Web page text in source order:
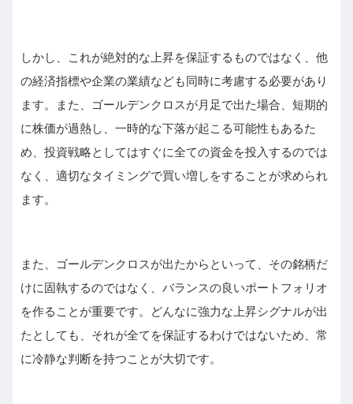
しかし、これが絶対的な上昇を保証するものではなく、他
の経済指標や企業の業績なども同時に考慮する必要があり
ます。また、ゴールデンクロスが月足で出た場合、短期的
に株価が過熱し、一時的な下落が起こる可能性もあるた
め、投資戦略としてはすぐに全ての資金を投入するのでは
なく、適切なタイミングで買い増しをすることが求められ
ます。
また、ゴールデンクロスが出たからといって、その銘柄だ
けに固執するのではなく、バランスの良いポートフォリオ
を作ることが重要です。どんなに強力な上昇シグナルが出
たとしても、それが全てを保証するわけではないため、常
に冷静な判断を持つことが大切です。